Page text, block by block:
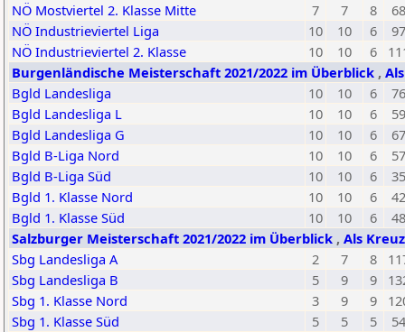
NÖ Mostviertel 2. Klasse Mitte
7 7 8
68
NÖ Industrieviertel Liga
10 10 6
97
NÖ Industrieviertel 2. Klasse
10 10 6
Burgenländische Meisterschaft 2021/2022 im Überblick ,
Bgld Landesliga
10 10 6
76
Bgld Landesliga L
10 10 6
59
Bgld Landesliga G
10 10 6
67
Bgld B-Liga Nord
10 10 6
57
Bgld B-Liga Süd
10 10 6
35
Bgld 1. Klasse Nord
10 10 6
42
Bgld 1. Klasse Süd
10 10 6
48
Salzburger Meisterschaft 2021/2022 im Überblick , Als
Sbg Landesliga A
2 7 8
Sbg Landesliga B
5 9 9
Sbg 1. Klasse Nord
3 9 9
Sbg 1. Klasse Süd
5 5 5
54